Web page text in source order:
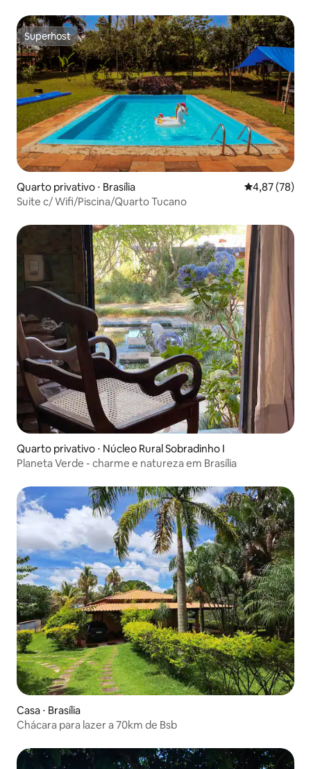
Superhost
Superhost
Quarto privativo ⋅ Brasília 4,87 de uma
4,87 (78)
Suite c/ Wifi/Piscina/Quarto Tucano
Quarto privativo ⋅ Núcleo Rural Sobradinho I
Planeta Verde - charme e natureza em Brasília
Casa ⋅ Brasília
Chácara para lazer a 70km de Bsb